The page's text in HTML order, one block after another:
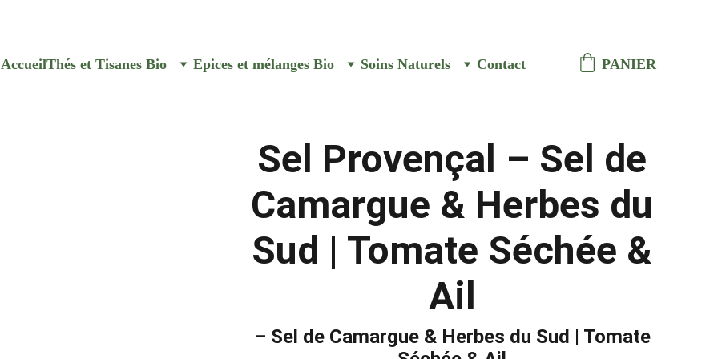
AccueilThés et Tisanes Bio Epices et mélanges Bio Soins Naturels Contact PANIER
Sel Provençal – Sel de
Camargue & Herbes du
Sud | Tomate Séchée &
Ail
– Sel de Camargue & Herbes du Sud | Tomate